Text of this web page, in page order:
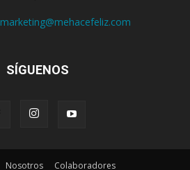
marketing@mehacefeliz.com
SÍGUENOS
Nosotros Colaboradores